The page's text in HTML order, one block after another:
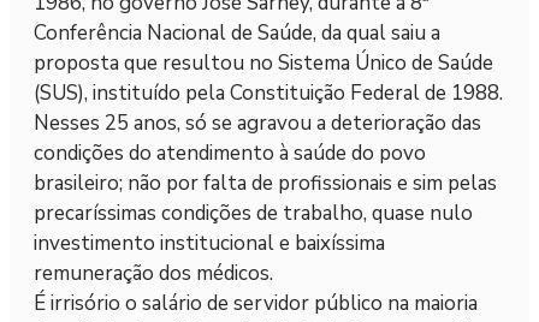
Conferência Nacional de Saúde, da qual saiu a
proposta que resultou no Sistema Único de Saúde
(SUS), instituído pela Constituição Federal de 1988.
Nesses 25 anos, só se agravou a deterioração das
condições do atendimento à saúde do povo
brasileiro; não por falta de profissionais e sim pelas
precaríssimas condições de trabalho, quase nulo
investimento institucional e baixíssima
remuneração dos médicos.
É irrisório o salário de servidor público na maioria